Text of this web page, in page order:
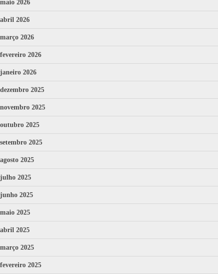
maio 2026
abril 2026
março 2026
fevereiro 2026
janeiro 2026
dezembro 2025
novembro 2025
outubro 2025
setembro 2025
agosto 2025
julho 2025
junho 2025
maio 2025
abril 2025
março 2025
fevereiro 2025